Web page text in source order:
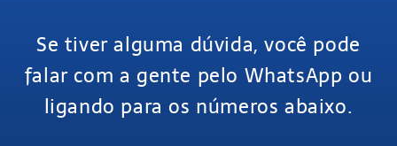
Se tiver alguma dúvida, você pode
falar com a gente pelo WhatsApp ou
ligando para os números abaixo.